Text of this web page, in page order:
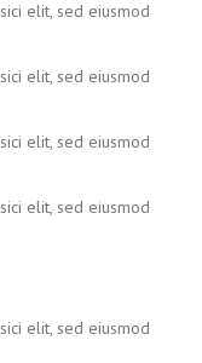
elit, sed eiusmod
elit, sed eiusmod
elit, sed eiusmod
elit, sed eiusmod
elit, sed eiusmod